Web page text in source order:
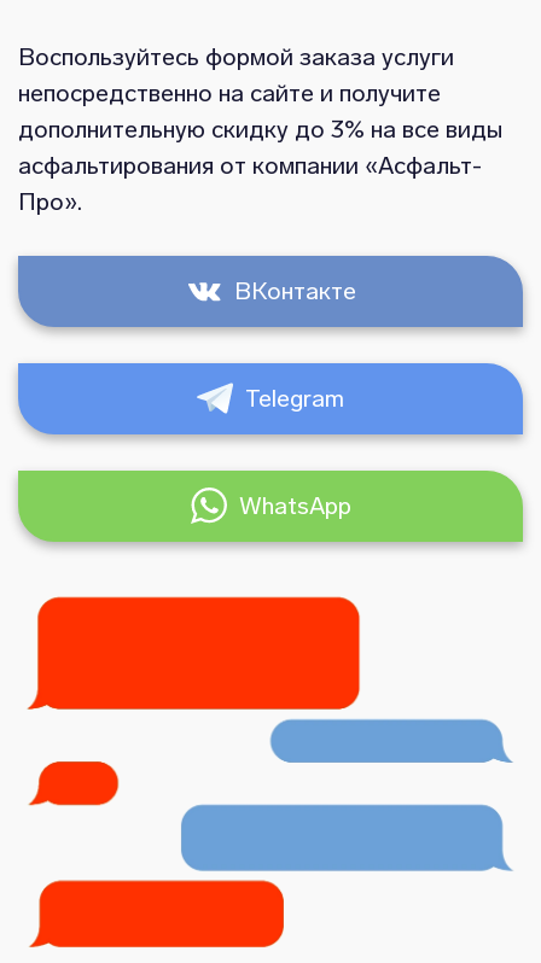
Воспользуйтесь формой заказа услуги
непосредственно на сайте и получите
дополнительную скидку до 3% на все виды
асфальтирования от компании «Асфальт-
Про».
ВКонтакте
Telegram
WhatsApp